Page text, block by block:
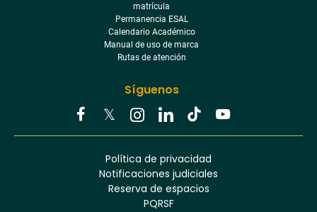
Síguenos
TwitterInstagramLinkedinTiktokYoutube
matrícula
Permanencia ESAL
Calendario Académico
Manual de uso de marca
Rutas de atención
Política de privacidad
Notificaciones judiciales
Reserva de espacios
PQRSF